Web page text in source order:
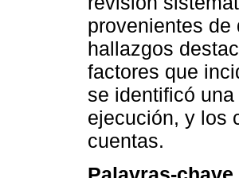
provenientes
hallazgos
factores que
se identificó
ejecución, y los
cuentas.